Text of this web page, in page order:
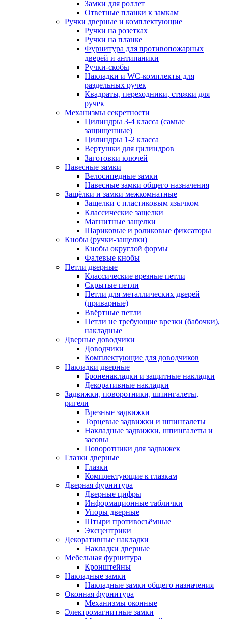
Замки для роллет
Ответные планки к замкам
Ручки дверные и комплектующие
Ручки на розетках
Ручки на планке
Фурнитура для противопожарных
дверей и антипаники
Ручки-скобы
Накладки и WC-комплекты для
раздельных ручек
Квадраты, переходники, стяжки для
ручек
Механизмы секретности
Цилиндры 3-4 класса (самые
защищенные)
Цилиндры 1-2 класса
Вертушки для цилиндров
Заготовки ключей
Навесные замки
Велосипедные замки
Навесные замки общего назначения
Защёлки и замки межкомнатные
Защелки с пластиковым язычком
Классические защелки
Магнитные защелки
Шариковые и роликовые фиксаторы
Кнобы (ручки-защелки)
Кнобы округлой формы
Фалевые кнобы
Петли дверные
Классические врезные петли
Скрытые петли
Петли для металлических дверей
(приварные)
Ввёртные петли
Петли не требующие врезки (бабочки),
накладные
Дверные доводчики
Доводчики
Комплектующие для доводчиков
Накладки дверные
Броненакладки и защитные накладки
Декоративные накладки
Задвижки, поворотники, шпингалеты,
ригели
Врезные задвижки
Торцевые задвижки и шпингалеты
Накладные задвижки, шпингалеты и
засовы
Поворотники для задвижек
Глазки дверные
Глазки
Комплектующие к глазкам
Дверная фурнитура
Дверные цифры
Информационные таблички
Упоры дверные
Штыри противосъёмные
Эксцентрики
Декоративные накладки
Накладки дверные
Мебельная фурнитура
Кронштейны
Накладные замки
Накладные замки общего назначения
Оконная фурнитура
Механизмы оконные
Электромагнитные замки